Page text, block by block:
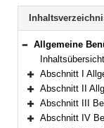
Bereich
Allgemeine Benützungsordnung der
Bereich erweitern
Abschnitt I
Bereich erweitern
Abschnitt II
Bereich erweitern
Abschnitt III
Abschnitt IV